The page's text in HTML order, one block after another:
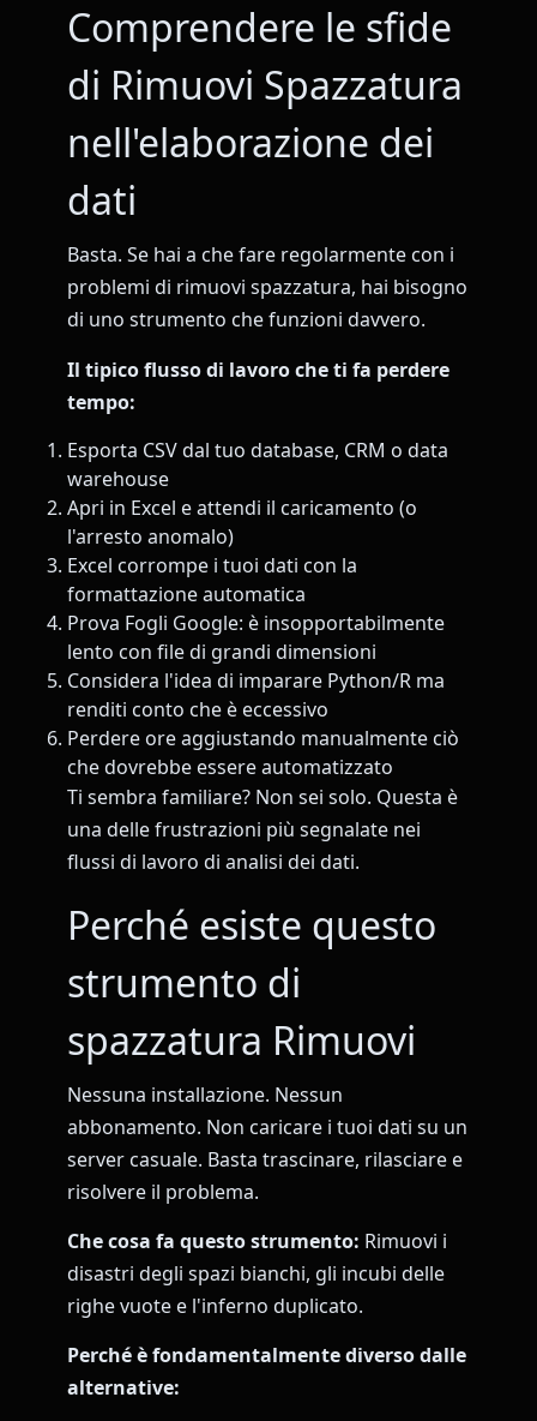
Comprendere le sfide
di Rimuovi Spazzatura
nell'elaborazione dei
dati
Basta. Se hai a che fare regolarmente con i
problemi di rimuovi spazzatura, hai bisogno
di uno strumento che funzioni davvero.
Il tipico flusso di lavoro che ti fa perdere
tempo:
Esporta CSV dal tuo database, CRM o data
warehouse
Apri in Excel e attendi il caricamento (o
l'arresto anomalo)
Excel corrompe i tuoi dati con la
formattazione automatica
Prova Fogli Google: è insopportabilmente
lento con file di grandi dimensioni
Considera l'idea di imparare Python/R ma
renditi conto che è eccessivo
Perdere ore aggiustando manualmente ciò
che dovrebbe essere automatizzato
Ti sembra familiare? Non sei solo. Questa è
una delle frustrazioni più segnalate nei
flussi di lavoro di analisi dei dati.
Perché esiste questo
strumento di
spazzatura Rimuovi
Nessuna installazione. Nessun
abbonamento. Non caricare i tuoi dati su un
server casuale. Basta trascinare, rilasciare e
risolvere il problema.
Che cosa fa questo strumento: Rimuovi i
disastri degli spazi bianchi, gli incubi delle
righe vuote e l'inferno duplicato.
Perché è fondamentalmente diverso dalle
alternative: